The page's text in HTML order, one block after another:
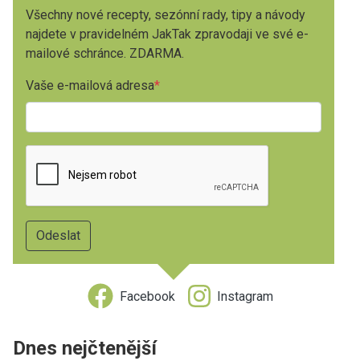
Všechny nové recepty, sezónní rady, tipy a návody
najdete v pravidelném JakTak zpravodaji ve své e-
mailové schránce. ZDARMA.
Vaše e-mailová adresa
Facebook Instagram
Dnes nejčtenější